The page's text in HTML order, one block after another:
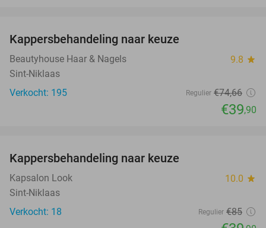
Kappersbehandeling naar keuze
Beautyhouse Haar & Nagels 9.8 star
Sint-Niklaas
Verkocht: 195
Regulier €74,66
€39,90
Kappersbehandeling naar keuze
Kapsalon Look 10.0 star
Sint-Niklaas
Verkocht: 18
Regulier €85